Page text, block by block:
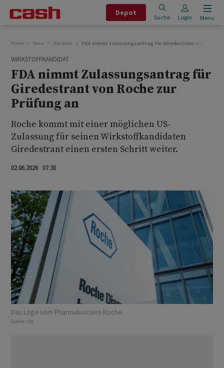
Depot
Suche Login Menu
Home News Top News FDA nimmt Zulassungsantrag für Giredestrant von Roche
WIRKSTOFFKANDIDAT
FDA nimmt Zulassungsantrag für
Giredestrant von Roche zur
Prüfung an
Roche kommt mit einer möglichen US-
Zulassung für seinen Wirkstoffkandidaten
Giredestrant einen ersten Schritt weiter.
02.06.2026 07:30
Das Logo vom Pharmakonzern Roche.
Quelle: zVg